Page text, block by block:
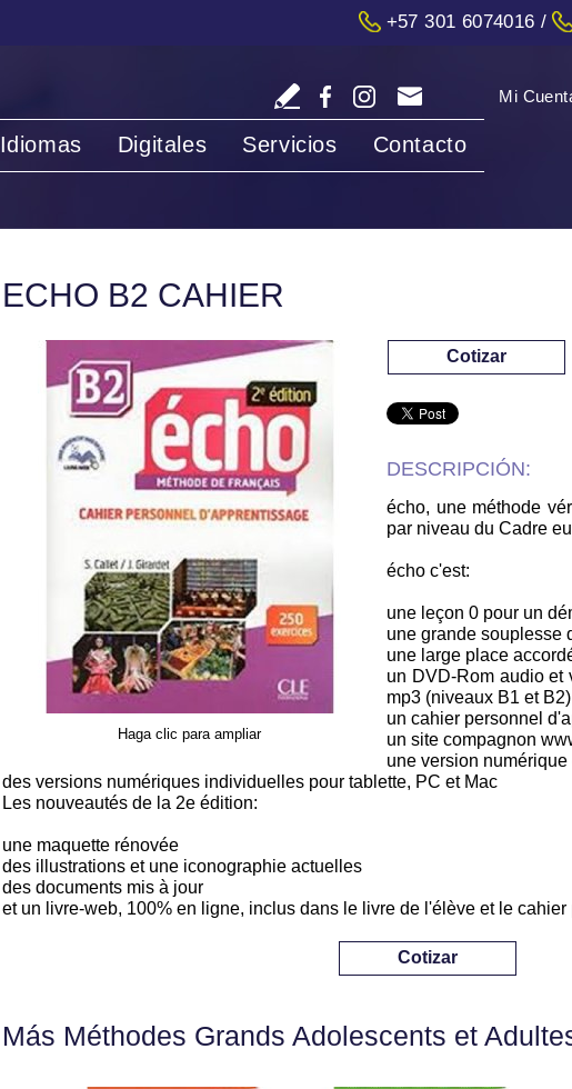
+57 301 6074016 /
Mi
Idiomas Digitales Servicios Contacto
ECHO B2 CAHIER
Haga clic para ampliar
Cotizar
DESCRIPCIÓN:
écho, une méthode
par niveau du Cadre
écho c'est:
une leçon 0 pour un
une grande souplesse
une large place
un DVD-Rom audio et
mp3 (niveaux B1 et
un cahier personnel
un site compagnon
une version
des versions numériques individuelles pour tablette, PC et Mac
Les nouveautés de la 2e édition:
une maquette rénovée
des illustrations et une iconographie actuelles
des documents mis à jour
et un livre-web, 100% en ligne, inclus dans le livre de l'élève et le
Cotizar
Más Méthodes Grands Adolescents et